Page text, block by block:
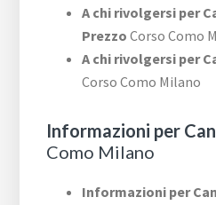
A chi rivolgersi per
Prezzo Corso Como
A chi rivolgersi per
Corso Como Milano
Informazioni per
Como Milano
Informazioni per